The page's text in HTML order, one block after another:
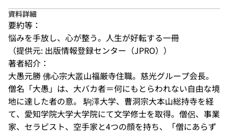
資料詳細
要約等：
悩みを手放し、心が整う。人生が好転する一冊
（提供元: 出版情報登録センター（JPRO））
著者紹介：
大愚元勝 佛心宗大叢山福厳寺住職。慈光グループ会長。
僧名「大愚」は、大バカ者＝何にもとらわれない自由な境
地に達した者の意。 駒澤大学、曹洞宗大本山総持寺を経
て、愛知学院大学大学院にて文学修士を取得。僧侶、事業
家、セラピスト、空手家と4つの顔を持ち、「僧にあらず